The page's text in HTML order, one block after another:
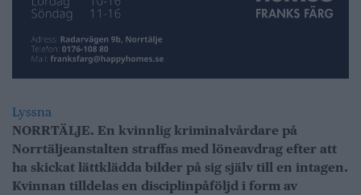
Lyssna
NORRTÄLJE. En kvinnlig kriminalvårdare på
Norrtäljeanstalten straffas med löneavdrag efter att
ha skickat lättklädda bilder på sig själv till en intagen.
Kvinnan tilldelas en disciplinpåföljd i form av